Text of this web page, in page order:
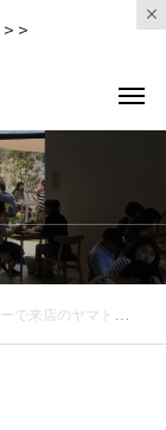
ーで来店のまるこちゃん シャンプーとお尻カットで来店のむぎちゃん